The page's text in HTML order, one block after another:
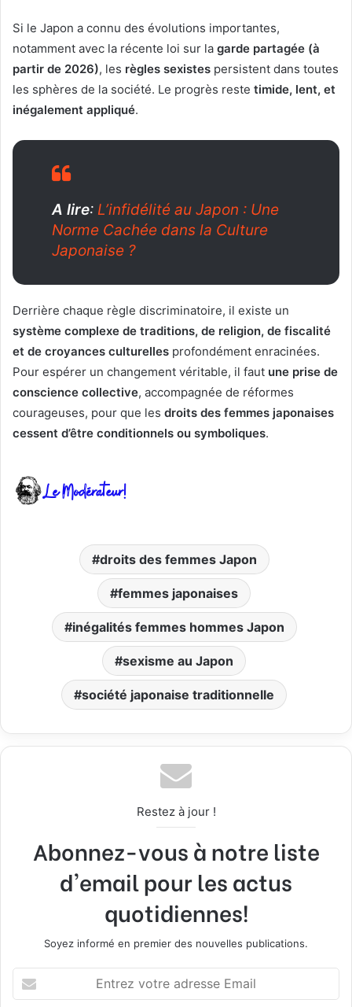
Si le Japon a connu des évolutions importantes,
notamment avec la récente loi sur la garde partagée (à
partir de 2026), les règles sexistes persistent dans toutes
les sphères de la société. Le progrès reste timide, lent, et
inégalement appliqué.
A lire: L’infidélité au Japon : Une
Norme Cachée dans la Culture
Japonaise ?
Derrière chaque règle discriminatoire, il existe un
système complexe de traditions, de religion, de fiscalité
et de croyances culturelles profondément enracinées.
Pour espérer un changement véritable, il faut une prise de
conscience collective, accompagnée de réformes
courageuses, pour que les droits des femmes japonaises
cessent d’être conditionnels ou symboliques.
droits des femmes Japon
femmes japonaises
inégalités femmes hommes Japon
sexisme au Japon
société japonaise traditionnelle
Restez à jour !
Abonnez-vous à notre liste
d'email pour les actus
quotidiennes!
Soyez informé en premier des nouvelles publications.